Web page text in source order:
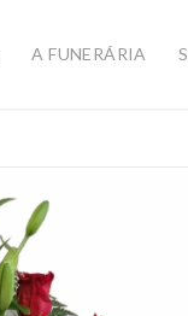
A FUNERÁRIA